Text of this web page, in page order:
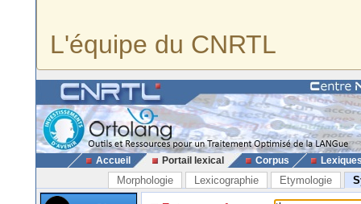
L'équipe du CNRTL
Accueil Portail lexical Corpus
Morphologie Lexicographie Etymologie